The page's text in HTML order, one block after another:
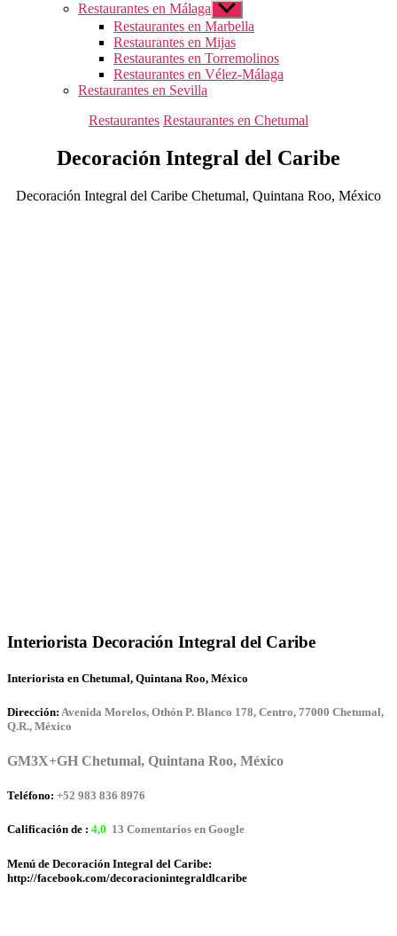
Restaurantes en Málaga Mostrar
el
submenú
Restaurantes en Marbella
Restaurantes en Mijas
Restaurantes en Torremolinos
Restaurantes en Vélez-Málaga
Restaurantes en Sevilla
Categorías
Restaurantes Restaurantes en Chetumal
Decoración Integral del Caribe
Decoración Integral del Caribe Chetumal, Quintana Roo, México
Interiorista Decoración Integral del Caribe
Interiorista en Chetumal, Quintana Roo, México
Dirección: Avenida Morelos, Othón P. Blanco 178, Centro, 77000 Chetumal,
Q.R., México
GM3X+GH Chetumal, Quintana Roo, México
Teléfono: +52 983 836 8976
Calificación de : 4,0 13 Comentarios en Google
Menú de Decoración Integral del Caribe:
http://facebook.com/decoracionintegraldlcaribe